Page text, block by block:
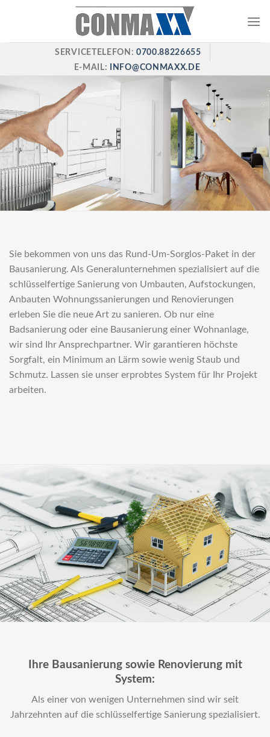
SERVICETELEFON: 0700.88226655
E-MAIL:
INFO@CONMAXX.DE
Sie bekommen von uns das Rund-Um-Sorglos-Paket in der
Bausanierung. Als Generalunternehmen spezialisiert auf die
schlüsselfertige Sanierung von Umbauten, Aufstockungen,
Anbauten Wohnungssanierungen und Renovierungen
erleben Sie die neue Art zu sanieren. Ob nur eine
Badsanierung oder eine Bausanierung einer Wohnanlage,
wir sind Ihr Ansprechpartner. Wir garantieren höchste
Sorgfalt, ein Minimum an Lärm sowie wenig Staub und
Schmutz. Lassen sie unser erprobtes System für Ihr Projekt
arbeiten.
Ihre Bausanierung sowie Renovierung mit
System:
Als einer von wenigen Unternehmen sind wir seit
Jahrzehnten auf die schlüsselfertige Sanierung spezialisiert.